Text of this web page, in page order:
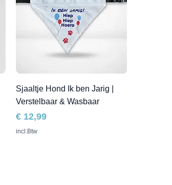
Sjaaltje Hond Ik ben Jarig |
Verstelbaar & Wasbaar
Prijs
€ 12,99
incl.Btw